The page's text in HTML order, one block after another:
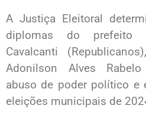
A Justiça Eleitoral
diplomas do prefeito
Cavalcanti
Adonilson Alves
abuso de poder político e
eleições municipais de